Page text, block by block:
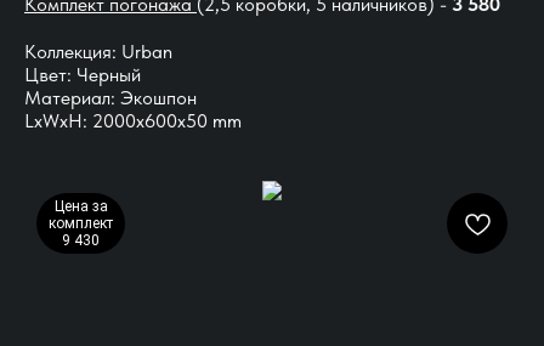
Коллекция: Urban
Цвет: Черный
Материал: Экошпон
LxWxH: 2000x600x50 mm
Цена за
комплект
9 430